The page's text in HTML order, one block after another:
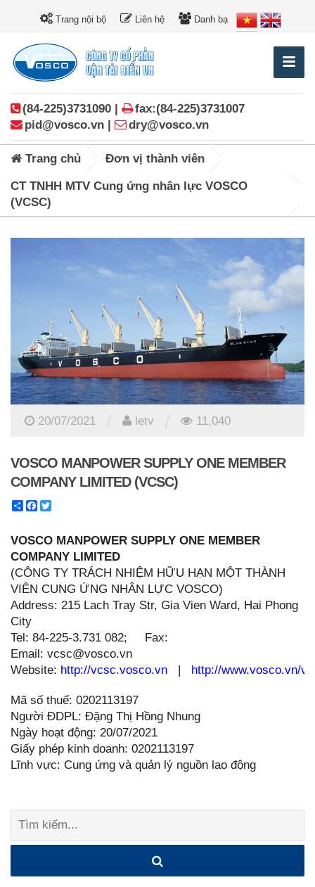
Trang nội bộ Liên hệ Danh bạ
(84-225)3731090 |
fax:(84-225)3731007
pid@vosco.vn |
dry@vosco.vn
Trang chủ Đơn vị thành viên
CT TNHH MTV Cung ứng nhân lực VOSCO
(VCSC)
20/07/2021 letv 11,040
VOSCO MANPOWER SUPPLY ONE MEMBER
COMPANY LIMITED (VCSC)
ShareFacebook
VOSCO MANPOWER SUPPLY ONE MEMBER
COMPANY LIMITED
(CÔNG TY TRÁCH NHIỆM HỮU HẠN MỘT THÀNH
VIÊN CUNG ỨNG NHÂN LỰC VOSCO)
Address: 215 Lach Tray Str, Gia Vien Ward, Hai Phong
City
Tel: 84-225-3.731 082; Fax:
Email: vcsc@vosco.vn
Website: http://vcsc.vosco.vn | http://www.vosco.vn/
Mã số thuế: 0202113197
Người ĐDPL: Đặng Thị Hồng Nhung
Ngày hoạt động: 20/07/2021
Giấy phép kinh doanh: 0202113197
Lĩnh vực: Cung ứng và quản lý nguồn lao động
Tìm